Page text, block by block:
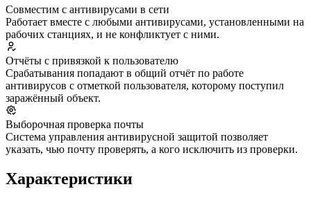
Совместим с антивирусами в сети
Работает вместе с любыми антивирусами, установленными на
рабочих станциях, и не конфликтует с ними.
Отчёты с привязкой к пользователю
Срабатывания попадают в общий отчёт по работе
антивирусов с отметкой пользователя, которому поступил
заражённый объект.
Выборочная проверка почты
Система управления антивирусной защитой позволяет
указать, чью почту проверять, а кого исключить из проверки.
Характеристики